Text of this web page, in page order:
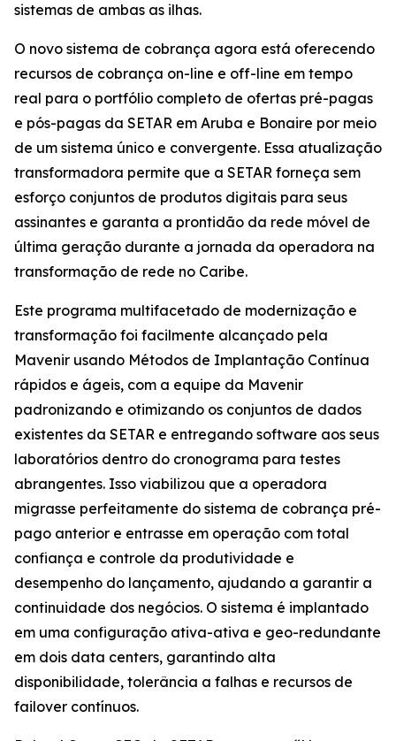
sistemas de ambas as ilhas.
O novo sistema de cobrança agora está oferecendo
recursos de cobrança on-line e off-line em tempo
real para o portfólio completo de ofertas pré-pagas
e pós-pagas da SETAR em Aruba e Bonaire por meio
de um sistema único e convergente. Essa atualização
transformadora permite que a SETAR forneça sem
esforço conjuntos de produtos digitais para seus
assinantes e garanta a prontidão da rede móvel de
última geração durante a jornada da operadora na
transformação de rede no Caribe.
Este programa multifacetado de modernização e
transformação foi facilmente alcançado pela
Mavenir usando Métodos de Implantação Contínua
rápidos e ágeis, com a equipe da Mavenir
padronizando e otimizando os conjuntos de dados
existentes da SETAR e entregando software aos seus
laboratórios dentro do cronograma para testes
abrangentes. Isso viabilizou que a operadora
migrasse perfeitamente do sistema de cobrança pré-
pago anterior e entrasse em operação com total
confiança e controle da produtividade e
desempenho do lançamento, ajudando a garantir a
continuidade dos negócios. O sistema é implantado
em uma configuração ativa-ativa e geo-redundante
em dois data centers, garantindo alta
disponibilidade, tolerância a falhas e recursos de
failover contínuos.